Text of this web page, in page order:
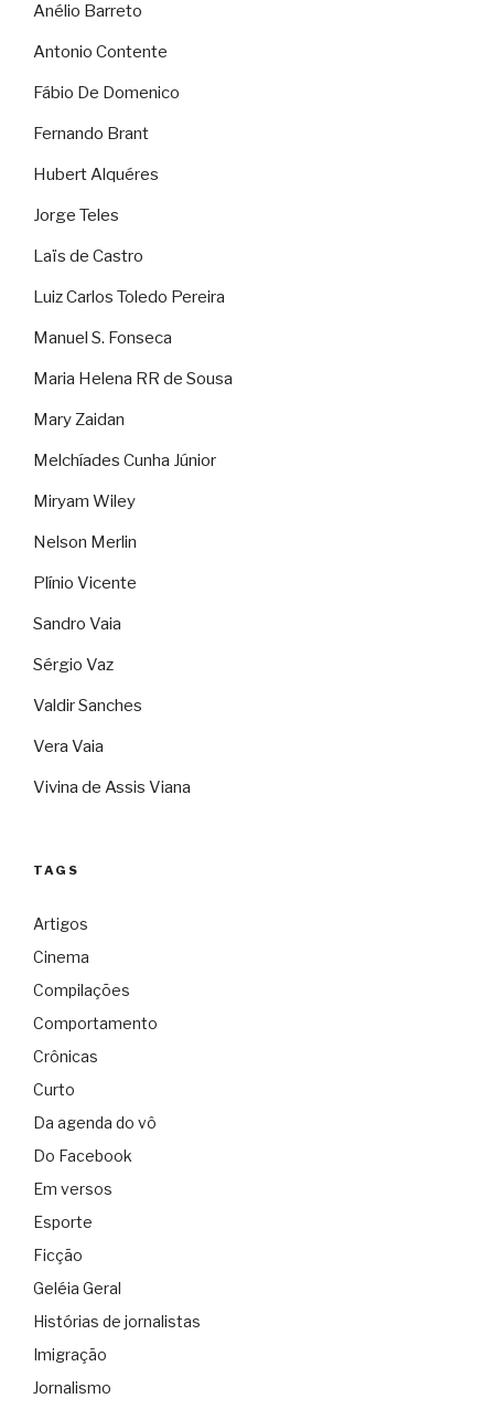
Anélio Barreto
Antonio Contente
Fábio De Domenico
Fernando Brant
Hubert Alquéres
Jorge Teles
Laïs de Castro
Luiz Carlos Toledo Pereira
Manuel S. Fonseca
Maria Helena RR de Sousa
Mary Zaidan
Melchíades Cunha Júnior
Miryam Wiley
Nelson Merlin
Plínio Vicente
Sandro Vaia
Sérgio Vaz
Valdir Sanches
Vera Vaia
Vivina de Assis Viana
TAGS
Artigos
Cinema
Compilações
Comportamento
Crônicas
Curto
Da agenda do vô
Do Facebook
Em versos
Esporte
Ficção
Geléia Geral
Histórias de jornalistas
Imigração
Jornalismo